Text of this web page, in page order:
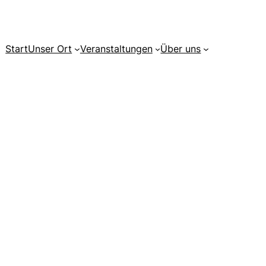
StartUnser Ort Veranstaltungen Über uns